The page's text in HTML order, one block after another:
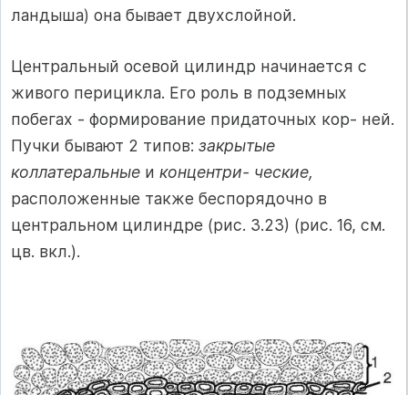
ландыша) она бывает двухслойной.
Центральный осевой цилиндр начинается с
живого перицикла. Его роль в подземных
побегах - формирование придаточных кор- ней.
Пучки бывают 2 типов: закрытые
коллатеральные и концентри- ческие,
расположенные также беспорядочно в
центральном цилиндре (рис. 3.23) (рис. 16, см.
цв. вкл.).